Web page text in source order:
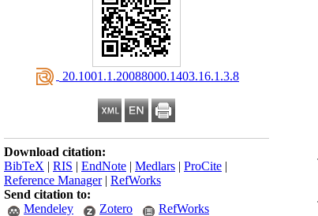
‎ 20.1001.1.20088000.1403.16.1.3.8
Download citation:
BibTeX | RIS | EndNote | Medlars | ProCite |
Reference Manager| RefWorks
Send citation to:
Mendeley
Zotero RefWorks